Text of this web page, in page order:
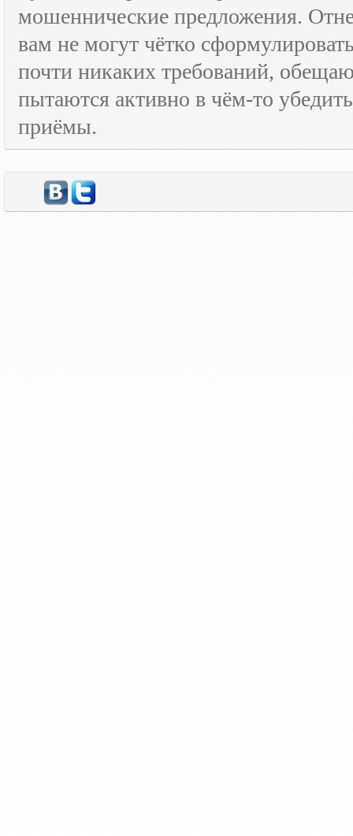
мошеннические предложения.
вам не могут чётко
почти никаких требований,
пытаются активно в чём-то
приёмы.